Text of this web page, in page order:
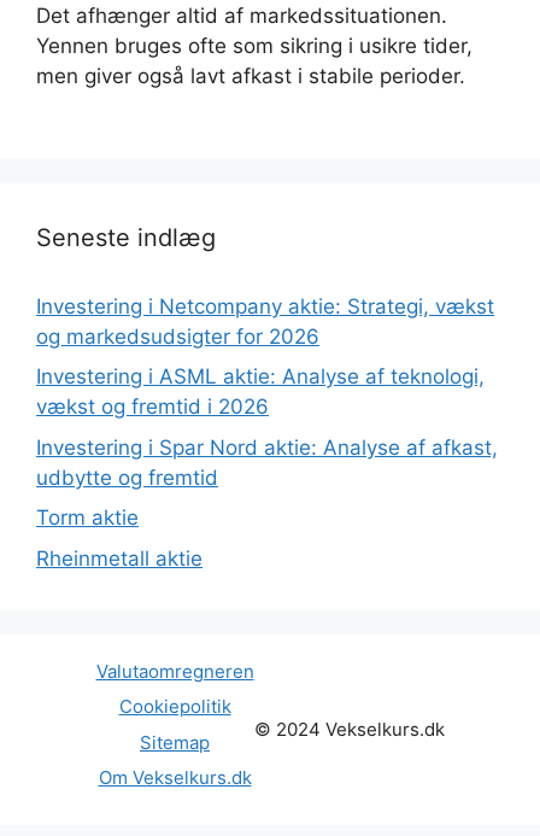
Det afhænger altid af markedssituationen.
Yennen bruges ofte som sikring i usikre tider,
men giver også lavt afkast i stabile perioder.
Seneste indlæg
Investering i Netcompany aktie: Strategi, vækst
og markedsudsigter for 2026
Investering i ASML aktie: Analyse af teknologi,
vækst og fremtid i 2026
Investering i Spar Nord aktie: Analyse af afkast,
udbytte og fremtid
Torm aktie
Rheinmetall aktie
Valutaomregneren
Cookiepolitik
Sitemap
Om Vekselkurs.dk
© 2024 Vekselkurs.dk